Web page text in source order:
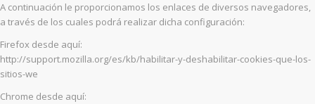
A continuación le proporcionamos los enlaces de diversos navegadores,
a través de los cuales podrá realizar dicha configuración:
Firefox desde aquí:
http://support.mozilla.org/es/kb/habilitar-y-deshabilitar-cookies-que-los-
sitios-we
Chrome desde aquí: